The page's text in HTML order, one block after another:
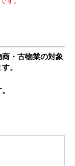
・古物業の対象
。